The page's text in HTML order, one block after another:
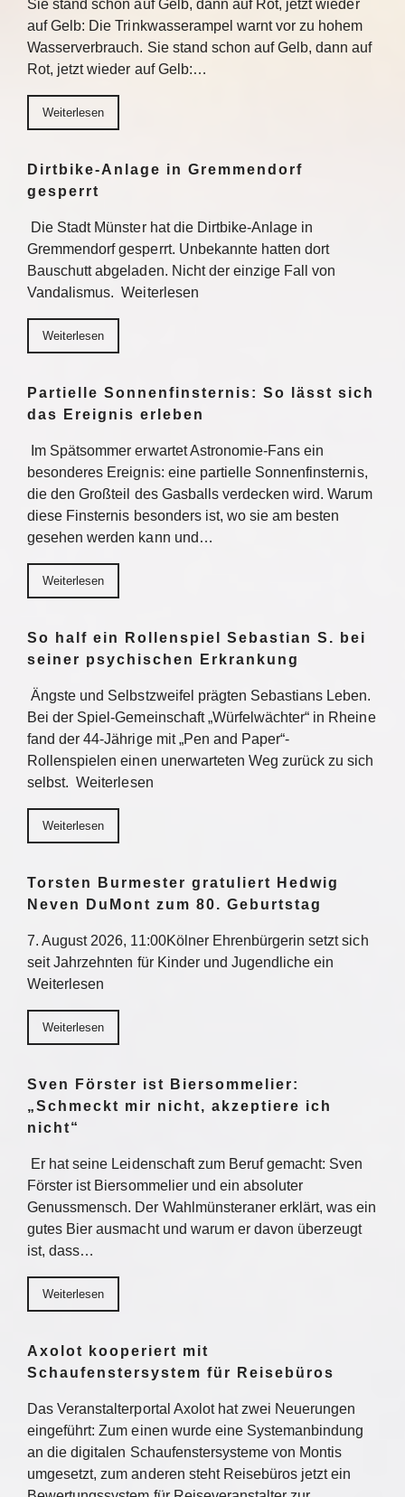
Sie stand schon auf Gelb, dann auf Rot, jetzt wieder
auf Gelb: Die Trinkwasserampel warnt vor zu hohem
Wasserverbrauch. Sie stand schon auf Gelb, dann auf
Rot, jetzt wieder auf Gelb:…
Weiterlesen
Dirtbike-Anlage in Gremmendorf
gesperrt
Die Stadt Münster hat die Dirtbike-Anlage in
Gremmendorf gesperrt. Unbekannte hatten dort
Bauschutt abgeladen. Nicht der einzige Fall von
Vandalismus. Weiterlesen
Weiterlesen
Partielle Sonnenfinsternis: So lässt sich
das Ereignis erleben
Im Spätsommer erwartet Astronomie-Fans ein
besonderes Ereignis: eine partielle Sonnenfinsternis,
die den Großteil des Gasballs verdecken wird. Warum
diese Finsternis besonders ist, wo sie am besten
gesehen werden kann und…
Weiterlesen
So half ein Rollenspiel Sebastian S. bei
seiner psychischen Erkrankung
Ängste und Selbstzweifel prägten Sebastians Leben.
Bei der Spiel-Gemeinschaft „Würfelwächter“ in Rheine
fand der 44-Jährige mit „Pen and Paper“-
Rollenspielen einen unerwarteten Weg zurück zu sich
selbst. Weiterlesen
Weiterlesen
Torsten Burmester gratuliert Hedwig
Neven DuMont zum 80. Geburtstag
7. August 2026, 11:00Kölner Ehrenbürgerin setzt sich
seit Jahrzehnten für Kinder und Jugendliche ein
Weiterlesen
Weiterlesen
Sven Förster ist Biersommelier:
„Schmeckt mir nicht, akzeptiere ich
nicht“
Er hat seine Leidenschaft zum Beruf gemacht: Sven
Förster ist Biersommelier und ein absoluter
Genussmensch. Der Wahlmünsteraner erklärt, was ein
gutes Bier ausmacht und warum er davon überzeugt
ist, dass…
Weiterlesen
Axolot kooperiert mit
Schaufenstersystem für Reisebüros
Das Veranstalterportal Axolot hat zwei Neuerungen
eingeführt: Zum einen wurde eine Systemanbindung
an die digitalen Schaufenstersysteme von Montis
umgesetzt, zum anderen steht Reisebüros jetzt ein